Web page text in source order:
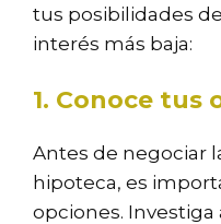
tus posibilidades
interés más baja:
1. Conoce tus
Antes de negociar
hipoteca, es
opciones. Investiga